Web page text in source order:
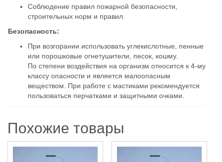
Соблюдение правил пожарной безопасности,
строительных норм и правил.
Безопасность:
При возгорании использовать углекислотные, пенные
или порошковые огнетушители, песок, кошму.
По степени воздействия на организм относится к 4-му
классу опасности и является малоопасным
веществом. При работе с мастиками рекомендуется
пользоваться перчатками и защитными очками.
Похожие товары